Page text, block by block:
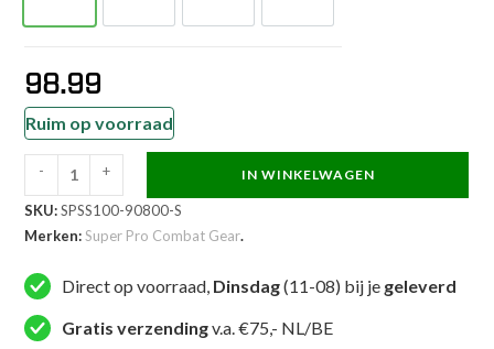
98.99
Ruim op voorraad
Pro
Combat
Gear
Zweetpak
-
- + IN WINKELWAGEN
SKU:SPSS100-90800-S
Merken:Super Pro Combat Gear.
Direct op voorraad, Dinsdag(11-08) bij je geleverd
Gratis verzendingv.a. €75,- NL/BE